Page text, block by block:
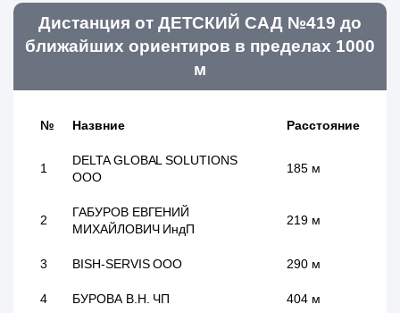
Дистанция от ДЕТСКИЙ САД №419 до
ближайших ориентиров в пределах 1000
м
№ Назвние Расстояние
1
DELTA GLOBAL SOLUTIONS
ООО
185 м
2
ГАБУРОВ ЕВГЕНИЙ
МИХАЙЛОВИЧ ИндП
219 м
3 BISH-SERVIS ООО 290 м
4 БУРОВА В.Н. ЧП 404 м